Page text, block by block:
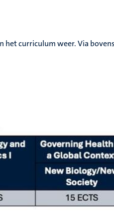
curriculum weer. Via